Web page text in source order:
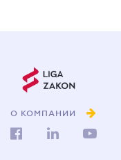
О КОМПАНИИ